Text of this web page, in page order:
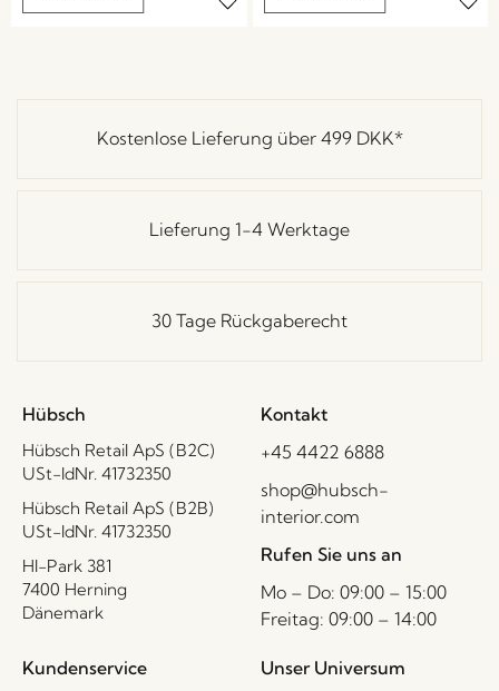
Kostenlose Lieferung über 499 DKK*
Lieferung 1-4 Werktage
30 Tage Rückgaberecht
Hübsch
Hübsch Retail ApS (B2C)
USt-IdNr. 41732350
Hübsch Retail ApS (B2B)
USt-IdNr. 41732350
HI-Park 381
7400 Herning
Dänemark
Kontakt
+45 4422 6888
shop@hubsch-
interior.com
Rufen Sie uns an
Mo – Do: 09:00 – 15:00
Freitag: 09:00 – 14:00
Kundenservice Unser Universum